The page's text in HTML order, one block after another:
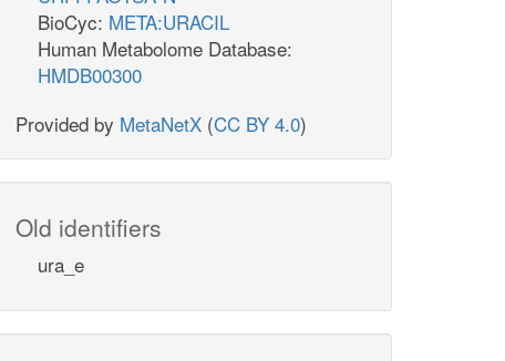
BioCyc: META:URACIL
Human Metabolome Database:
HMDB00300
Provided by MetaNetX (CC BY 4.0)
Old identifiers
ura_e